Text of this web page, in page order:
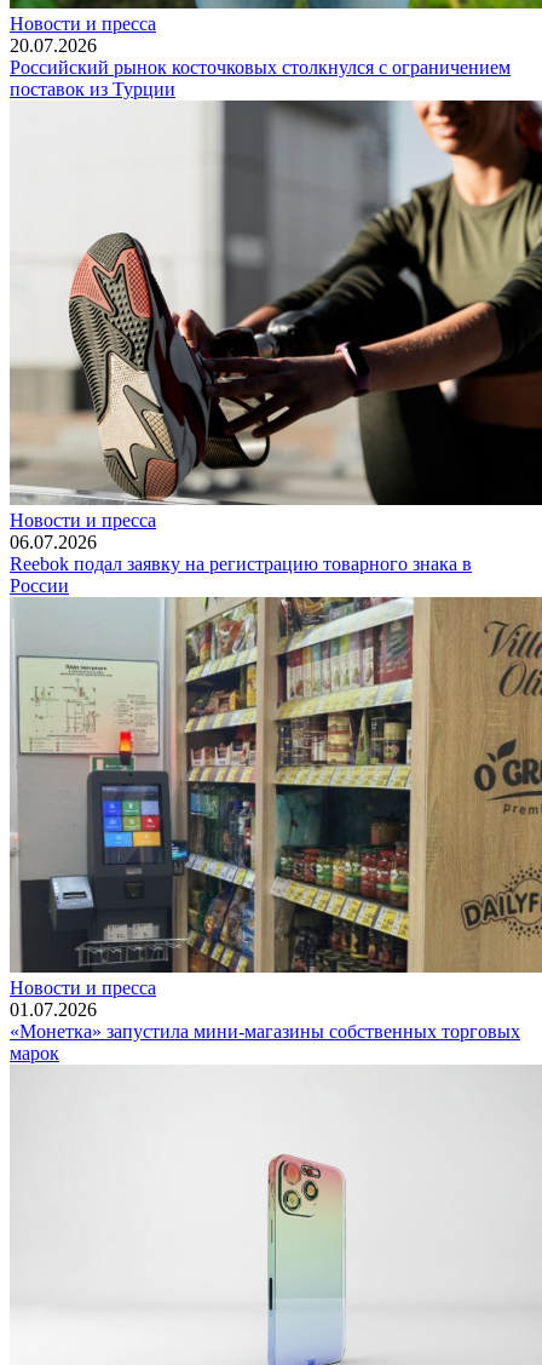
Новости и пресса
20.07.2026
Российский рынок косточковых столкнулся с ограничением
поставок из Турции
Новости и пресса
06.07.2026
Reebok подал заявку на регистрацию товарного знака в
России
Новости и пресса
01.07.2026
«Монетка» запустила мини-магазины собственных торговых
марок